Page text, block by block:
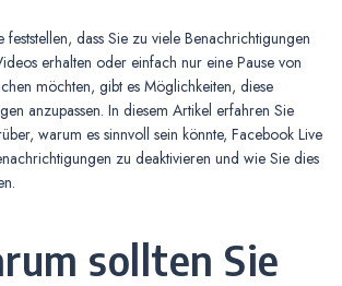
feststellen, dass Sie zu viele Benachrichtigungen
erhalten oder einfach nur eine Pause von
möchten, gibt es Möglichkeiten, diese
anzupassen. In diesem Artikel erfahren Sie
warum es sinnvoll sein könnte, Facebook Live
zu deaktivieren und wie Sie dies
sollten Sie